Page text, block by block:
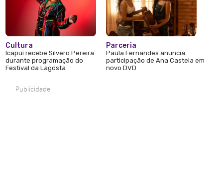
Cultura
Icapuí recebe Silvero Pereira
durante programação do
Festival da Lagosta
Parceria
Paula Fernandes anuncia
participação de Ana Castela em
novo DVD
Publicidade